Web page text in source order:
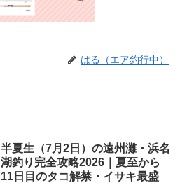
はる（エア釣行中）
半夏生（7月2日）の遠州灘・浜名
湖釣り完全攻略2026｜夏至から
11日目のタコ解禁・イサキ最盛